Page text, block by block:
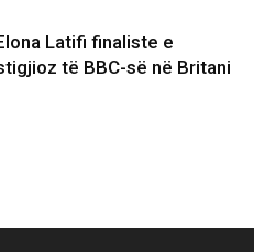
Latifi finaliste e
të BBC-së në Britani